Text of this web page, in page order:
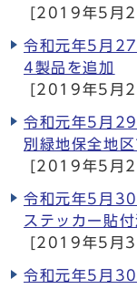
[2019年5月
令和元年5月
4製品を追加
[2019年5月
令和元年5月
別緑地保全地
[2019年5月
令和元年5月
ステッカー貼
[2019年5月
令和元年5月